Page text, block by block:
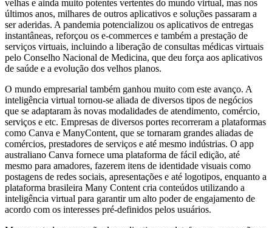
velhas e ainda muito potentes vertentes do mundo virtual, mas nos
últimos anos, milhares de outros aplicativos e soluções passaram a
ser aderidas. A pandemia potencializou os aplicativos de entregas
instantâneas, reforçou os e-commerces e também a prestação de
serviços virtuais, incluindo a liberação de consultas médicas virtuais
pelo Conselho Nacional de Medicina, que deu força aos aplicativos
de saúde e a evolução dos velhos planos.
O mundo empresarial também ganhou muito com este avanço. A
inteligência virtual tornou-se aliada de diversos tipos de negócios
que se adaptaram às novas modalidades de atendimento, comércio,
serviços e etc. Empresas de diversos portes recorreram a plataformas
como Canva e ManyContent, que se tornaram grandes aliadas de
comércios, prestadores de serviços e até mesmo indústrias. O app
australiano Canva fornece uma plataforma de fácil edição, até
mesmo para amadores, fazerem itens de identidade visuais como
postagens de redes sociais, apresentações e até logotipos, enquanto a
plataforma brasileira Many Content cria conteúdos utilizando a
inteligência virtual para garantir um alto poder de engajamento de
acordo com os interesses pré-definidos pelos usuários.